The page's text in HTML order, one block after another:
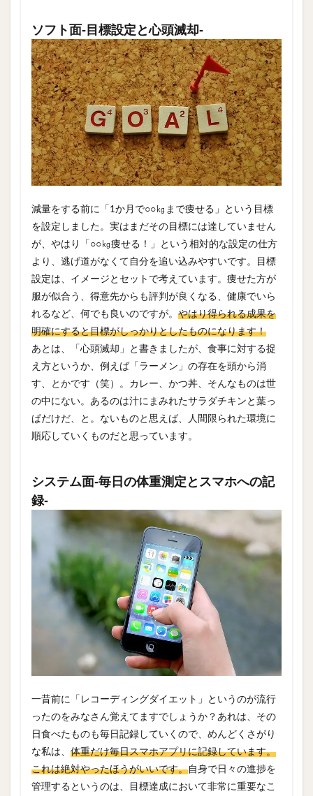
ソフト面‐目標設定と心頭滅却‐
減量をする前に「1か月で○○㎏まで痩せる」という目標
を設定しました。実はまだその目標には達していません
が、やはり「○○㎏痩せる！」という相対的な設定の仕方
より、逃げ道がなくて自分を追い込みやすいです。目標
設定は、イメージとセットで考えています。痩せた方が
服が似合う、得意先からも評判が良くなる、健康でいら
れるなど、何でも良いのですが。 やはり得られる成果を
明確にすると目標がしっかりとしたものになります！
あとは、「心頭滅却」と書きましたが、食事に対する捉
え方というか、例えば「ラーメン」の存在を頭から消
す、とかです（笑）。カレー、かつ丼、そんなものは世
の中にない。あるのは汁にまみれたサラダチキンと葉っ
ぱだけだ、と。ないものと思えば、人間限られた環境に
順応していくものだと思っています。
システム面‐毎日の体重測定とスマホへの記
録‐
一昔前に「レコーディングダイエット」というのが流行
ったのをみなさん覚えてますでしょうか？あれは、その
日食べたものも毎日記録していくので、めんどくさがり
な私は、 体重だけ毎日スマホアプリに記録しています。
これは絶対やったほうがいいです。自身で日々の進捗を
管理するというのは、目標達成において非常に重要なこ